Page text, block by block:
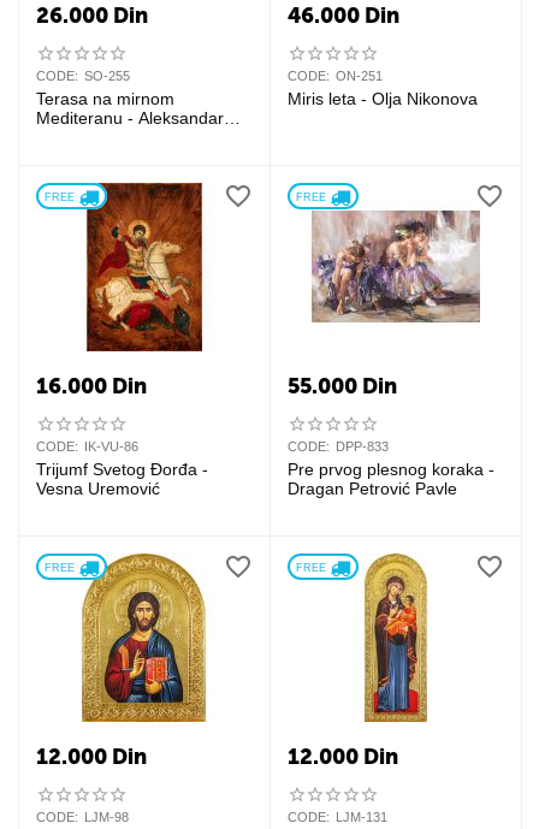
26.000 Din
CODE: SO-255
Terasa na mirnom
Mediteranu - Aleksandar
46.000 Din
CODE: ON-251
Miris leta - Olja Nikonova
FREE
16.000 Din
CODE: IK-VU-86
Trijumf Svetog Đorđa -
Vesna Uremović
FREE
55.000 Din
CODE: DPP-833
Pre prvog plesnog koraka -
Dragan Petrović Pavle
FREE
12.000 Din
CODE: LJM-98
FREE
12.000 Din
CODE: LJM-131